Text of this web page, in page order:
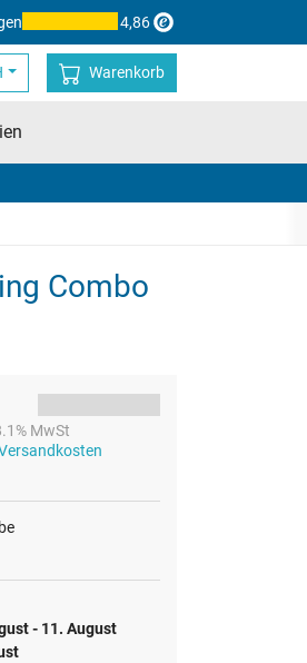
4,86
Warenkorb
Combo
MwSt
- 11. August